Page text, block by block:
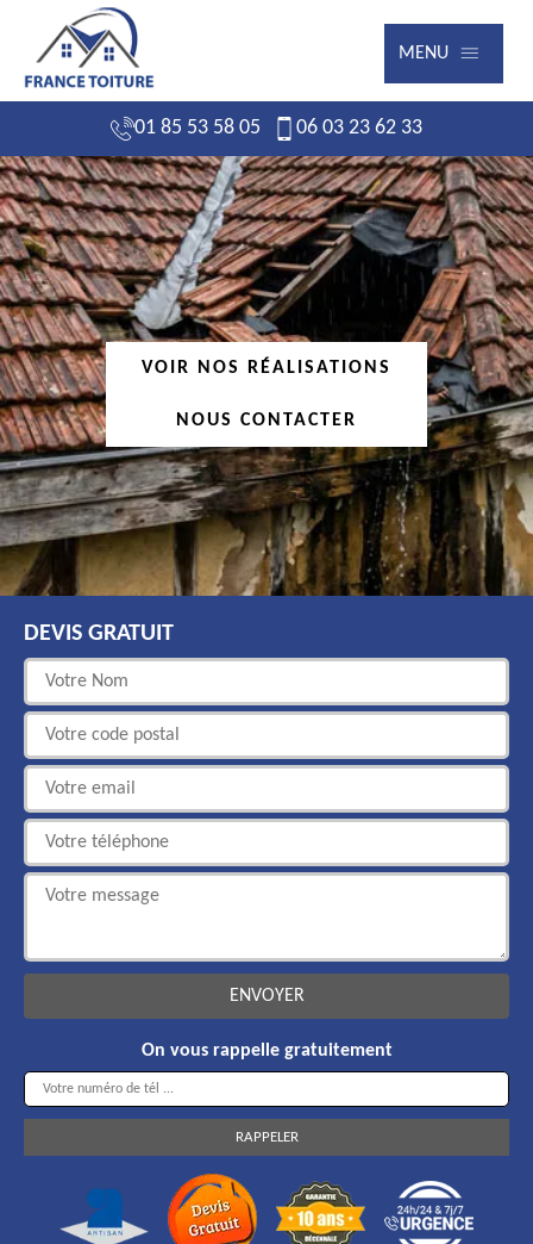
MENU
01 85 53 58 05 06 03 23 62 33
VOIR NOS RÉALISATIONS
NOUS CONTACTER
DEVIS GRATUIT
On vous rappelle gratuitement